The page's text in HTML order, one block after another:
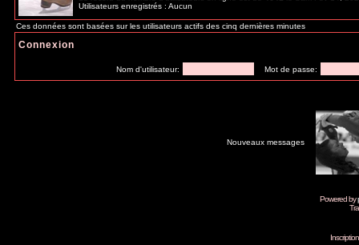
Utilisateurs enregistrés : Aucun
Ces données sont basées sur les utilisateurs actifs des cinq dernières minutes
Connexion
Nom d'utilisateur: Mot de passe:
Nouveaux messages
Powered by